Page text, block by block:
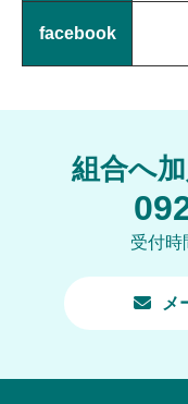
facebook
組合へ
受付時
メ